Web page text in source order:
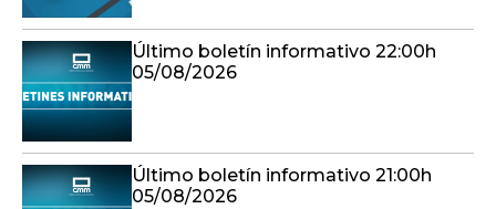
Último boletín informativo 22:00h
05/08/2026
Último boletín informativo 21:00h
05/08/2026